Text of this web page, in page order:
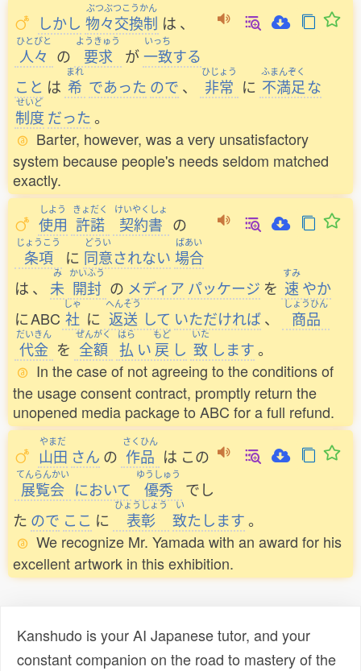
しかし
ぶつぶつこうかん
物々交換制 は 、
ひとびと
人々 の
ようきゅう
要求 が
いっち
一致する
こと は
まれ
希 であった ので 、
ひじょう
非常 に
ふまんぞく
不満足な
せいど
制度 だった。
Barter, however, was a very unsatisfactory
system because people's needs seldom matched
exactly.
しよう
使用
きょだく
許諾
けいやくしょ
契約書 の
じょうこう
条項 に
どうい
同意されない
ばあい
場合
は 、
み
未
かいふう
開封 の メディア パッケージ を
すみ
速 やか
にABC
しゃ
社 に
へんそう
返送 して いただければ、
しょうひん
商品
だいきん
代金 を
ぜんがく
全額
はら
払 い
もど
戻 し
いた
致 します。
In the case of not agreeing to the conditions of
the usage consent contract, promptly return the
unopened media package to ABC for a full refund.
やまだ
山田 さん の
さくひん
作品 は この
てんらんかい
展覧会 において
ゆうしゅう
優秀
でし
た ので ここ に
ひょうしょう
表彰
い
致たします。
We recognize Mr. Yamada with an award for his
excellent artwork in this exhibition.
Kanshudo is your AI Japanese tutor, and your
constant companion on the road to mastery of the